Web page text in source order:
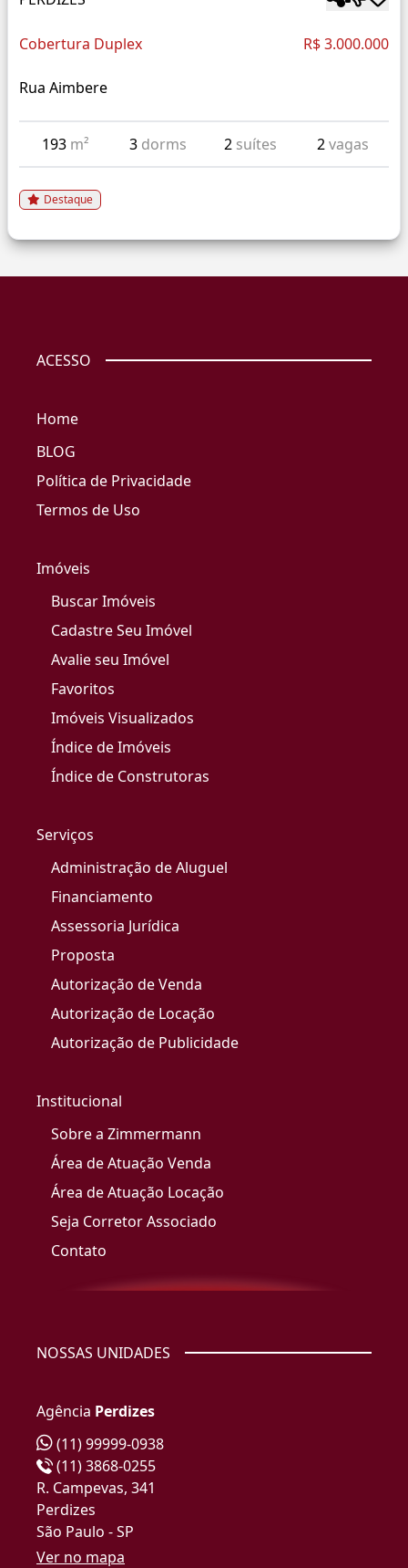
Cobertura Duplex R$ 3.000.000
Rua Aimbere
193 m² 3 dorms 2 suítes 2vagas
Destaque
ACESSO
Home
BLOG
Política de Privacidade
Termos de Uso
Imóveis
Buscar Imóveis
Cadastre Seu Imóvel
Avalie seu Imóvel
Favoritos
Imóveis Visualizados
Índice de Imóveis
Índice de Construtoras
Serviços
Administração de Aluguel
Financiamento
Assessoria Jurídica
Proposta
Autorização de Venda
Autorização de Locação
Autorização de Publicidade
Institucional
Sobre a Zimmermann
Área de Atuação Venda
Área de Atuação Locação
Seja Corretor Associado
Contato
NOSSAS UNIDADES
Agência Perdizes
(11) 99999-0938
(11) 3868-0255
R. Campevas, 341
Perdizes
São Paulo - SP
Ver no mapa